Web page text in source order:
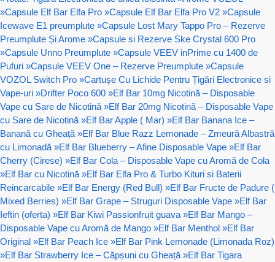
»Capsule Elf Bar Elfa Pro »Capsule Elf Bar Elfa Pro V2 »Capsule
Icewave E1 preumplute »Capsule Lost Mary Tappo Pro – Rezerve
Preumplute Și Arome »Capsule si Rezerve Ske Crystal 600 Pro
»Capsule Unno Preumplute »Capsule VEEV inPrime cu 1400 de
Pufuri »Capsule VEEV One – Rezerve Preumplute »Capsule
VOZOL Switch Pro »Cartușe Cu Lichide Pentru Țigări Electronice si
Vape-uri »Drifter Poco 600 »Elf Bar 10mg Nicotină – Disposable
Vape cu Sare de Nicotină »Elf Bar 20mg Nicotină – Disposable Vape
cu Sare de Nicotină »Elf Bar Apple ( Mar) »Elf Bar Banana Ice –
Banană cu Gheață »Elf Bar Blue Razz Lemonade – Zmeură Albastră
cu Limonadă »Elf Bar Blueberry – Afine Disposable Vape »Elf Bar
Cherry (Cirese) »Elf Bar Cola – Disposable Vape cu Aromă de Cola
»Elf Bar cu Nicotină »Elf Bar Elfa Pro & Turbo Kituri si Baterii
Reincarcabile »Elf Bar Energy (Red Bull) »Elf Bar Fructe de Padure (
Mixed Berries) »Elf Bar Grape – Struguri Disposable Vape »Elf Bar
Ieftin (oferta) »Elf Bar Kiwi Passionfruit guava »Elf Bar Mango –
Disposable Vape cu Aromă de Mango »Elf Bar Menthol »Elf Bar
Original »Elf Bar Peach Ice »Elf Bar Pink Lemonade (Limonada Roz)
»Elf Bar Strawberry Ice – Căpșuni cu Gheață »Elf Bar Tigara